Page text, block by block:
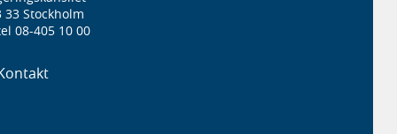
33 Stockholm
08-405 10 00